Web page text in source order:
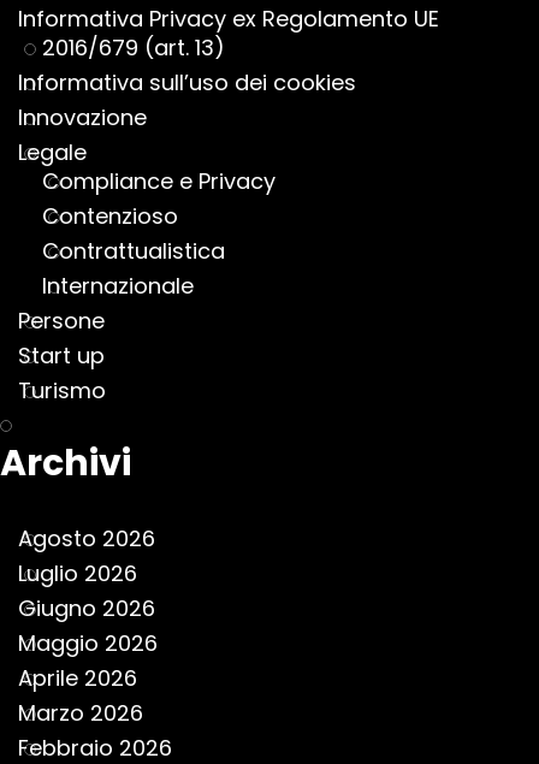
Informativa Privacy ex Regolamento UE
2016/679 (art. 13)
Informativa sull’uso dei cookies
Innovazione
Legale
Compliance e Privacy
Contenzioso
Contrattualistica
Internazionale
Persone
Start up
Turismo
Archivi
Agosto 2026
Luglio 2026
Giugno 2026
Maggio 2026
Aprile 2026
Marzo 2026
Febbraio 2026